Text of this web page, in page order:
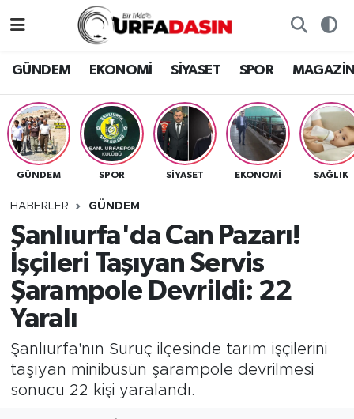
GÜNDEM EKONOMİ SİYASET SPOR
GÜNDEM SPOR SİYASET EKONOMİ SAĞLIK
HABERLER GÜNDEM
Şanlıurfa'da Can Pazarı!
İşçileri Taşıyan Servis
Şarampole Devrildi: 22
Yaralı
Şanlıurfa'nın Suruç ilçesinde tarım işçilerini
taşıyan minibüsün şarampole devrilmesi
sonucu 22 kişi yaralandı.
EKONOMİ
SİYASET
SPOR
SAĞLIK
TEKNOLOJİ
OTOMOBİL
Gizlilik ve Güvenlik Politikası
İletişim
Nöbetçi Eczaneler
Hava Durumu
Namaz Vakitleri
Trafik Durumu
Tüm Manşetler
Son Dakika Haberleri
Haber Arşivi